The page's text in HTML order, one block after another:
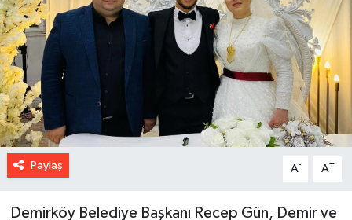
Paylaş A- A+
Demirköy Belediye Başkanı Recep Gün, Demir ve